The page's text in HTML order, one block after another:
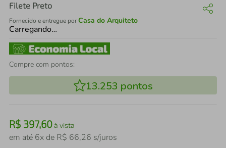
Filete Preto
Fornecido e entregue porCasa do Arquiteto
Carregando…
Compre com pontos:
13.253 pontos
R$ 397,60à vista
em até 6x de R$ 66,26 s/juros